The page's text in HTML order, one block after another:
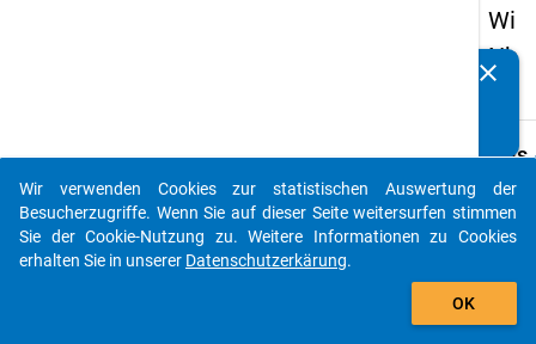
Wi
Nb
Details
1
info
clear
auto_stories
add_shopping_cart
Wir verwenden Cookies zur statistischen Auswertung der
Besucherzugriffe. Wenn Sie auf dieser Seite weitersurfen stimmen
Sie der Cookie-Nutzung zu. Weitere Informationen zu Cookies
erhalten Sie in unserer Datenschutzerkärung.
OK